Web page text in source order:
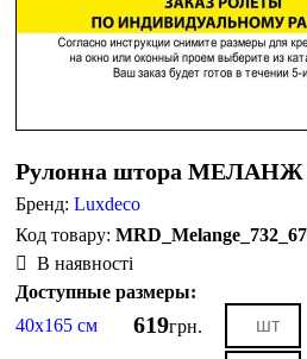
Рулонна штора МЕЛАНЖ
Бренд:Luxdeco
В наявності
Доступные размеры:
40х165 см
619грн.